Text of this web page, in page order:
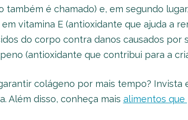
também é chamado) e, em segundo
vitamina E (antioxidante que ajuda a
do corpo contra danos causados ​​por
(antioxidante que contribui para a
colágeno por mais tempo? Invista
Além disso, conheça mais alimentos que